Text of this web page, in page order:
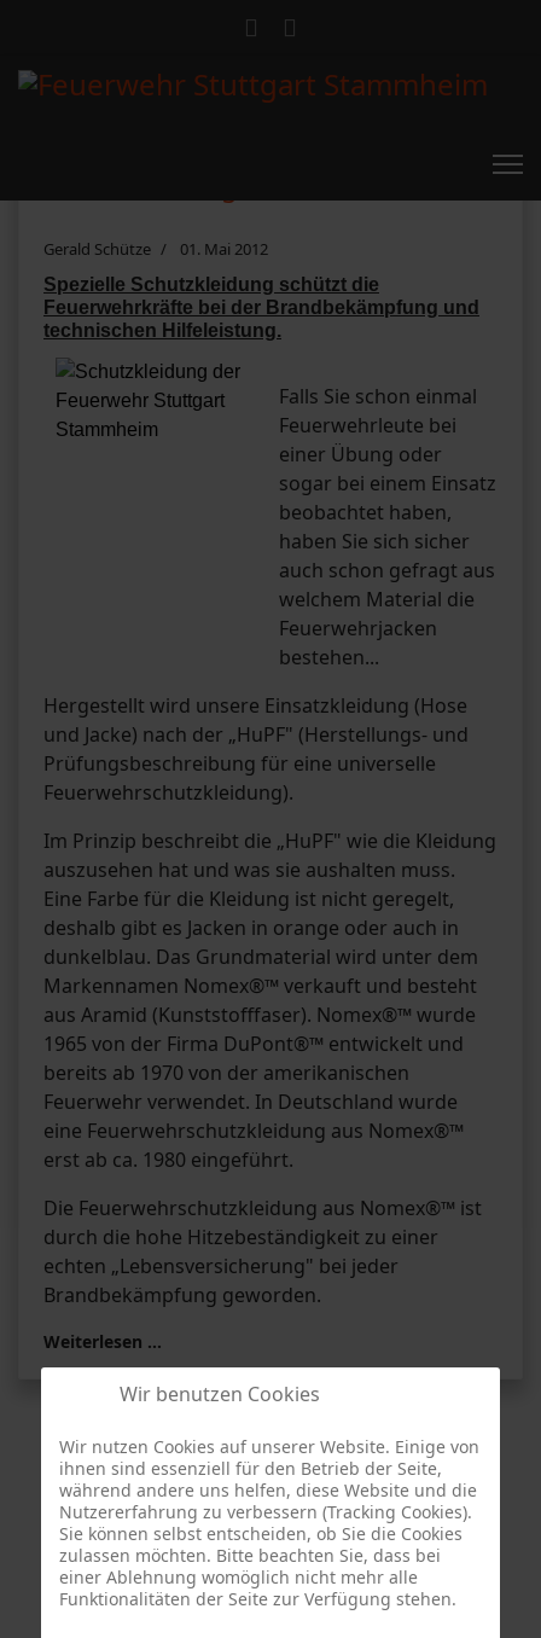
Gerald Schütze 01. Mai 2012
Spezielle Schutzkleidung schützt die
Feuerwehrkräfte bei der Brandbekämpfung und
technischen Hilfeleistung.
Falls Sie schon einmal
Feuerwehrleute bei
einer Übung oder
sogar bei einem Einsatz
beobachtet haben,
haben Sie sich sicher
auch schon gefragt aus
welchem Material die
Feuerwehrjacken
bestehen...
Hergestellt wird unsere Einsatzkleidung (Hose
und Jacke) nach der „HuPF" (Herstellungs- und
Prüfungsbeschreibung für eine universelle
Feuerwehrschutzkleidung).
Im Prinzip beschreibt die „HuPF" wie die Kleidung
auszusehen hat und was sie aushalten muss.
Eine Farbe für die Kleidung ist nicht geregelt,
deshalb gibt es Jacken in orange oder auch in
dunkelblau. Das Grundmaterial wird unter dem
Markennamen Nomex®™ verkauft und besteht
aus Aramid (Kunststofffaser). Nomex®™ wurde
1965 von der Firma DuPont®™ entwickelt und
bereits ab 1970 von der amerikanischen
Feuerwehr verwendet. In Deutschland wurde
eine Feuerwehrschutzkleidung aus Nomex®™
erst ab ca. 1980 eingeführt.
Die Feuerwehrschutzkleidung aus Nomex®™ ist
durch die hohe Hitzebeständigkeit zu einer
echten „Lebensversicherung" bei jeder
Brandbekämpfung geworden.
Weiterlesen …
Termine
Wir benutzen Cookies
Wir nutzen Cookies auf unserer Website. Einige von
ihnen sind essenziell für den Betrieb der Seite,
während andere uns helfen, diese Website und die
Nutzererfahrung zu verbessern (Tracking Cookies).
Sie können selbst entscheiden, ob Sie die Cookies
zulassen möchten. Bitte beachten Sie, dass bei
einer Ablehnung womöglich nicht mehr alle
Funktionalitäten der Seite zur Verfügung stehen.